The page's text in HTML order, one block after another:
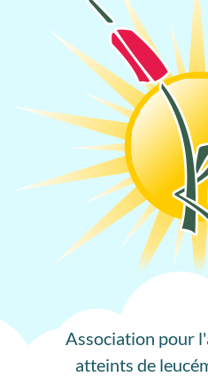
Association pour
atteints de